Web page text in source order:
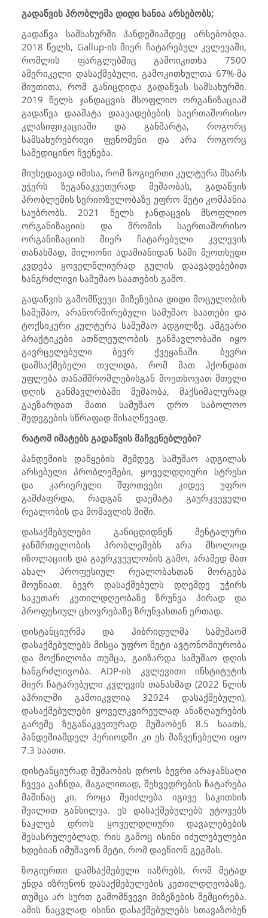
გადაწვის პრობლემა დიდი ხანია არსებობს;
გადაწვა სამსახურში პანდემიამდეც არსებობდა.
2018 წელს, Gallup-ის მიერ ჩატარებულ კვლევაში,
რომლის ფარგლებშიც გამოიკითხა 7500
ამერიკელი დასაქმებული, გამოკითხულთა 67%-მა
მიუთითა, რომ განიცდიდა გადაწვას სამსახურში.
2019 წელს ჯანდაცვის მსოფლიო ორგანიზაციამ
გადაწვა დაამატა დაავადებების საერთაშორისო
კლასიფიკაციაში და განმარტა, როგორც
სამსახურებრივი ფენომენი და არა როგორც
სამედიცინო ჩვენება.
მიუხედავად იმისა, რომ ზოგიერთი კულტურა მხარს
უჭერს ზეგანაკვეთურად მუშაობას, გადაწვის
პრობლემის სერიოზულობაზე უფრო მეტი კომპანია
საუბრობს. 2021 წელს ჯანდაცვის მსოფლიო
ორგანიზაციის და შრომის საერთაშორისო
ორგანიზაციის მიერ ჩატარებული კვლევის
თანახმად, მილიონი ადამიანიდან სამი მეოთხედი
კვდება ყოველწლიურად გულის დაავადებებით
ხანგრძლივი სამუშაო საათების გამო.
გადაწვის გამომწვევი მიზეზებია დიდი მოცულობის
სამუშაო, არანორმირებული სამუშაო საათები და
ტოქსიკური კულტურა სამუშაო ადგილზე. ამგვარი
პრაქტიკები ათწლეულობის განმავლობაში იყო
გავრცელებული ბევრ ქვეყანაში. ბევრი
დამსაქმებელი თვლიდა, რომ მათ ჰქონდათ
უფლება თანამშრომლებისგან მოეთხოვათ მთელი
დღის განმავლობაში მუშაობა, მაქსიმალურად
გაეზარდათ მათი სამუშაო დრო საბოლოო
შედეგების სწრაფად მისაღწევად.
რატომ იმატებს გადაწვის მაჩვენებლები?
პანდემიის დაწყების შემდეგ სამუშაო ადგილას
არსებული პრობლემები, ყოველდღიური სტრესი
და კარიერული შფოთვები კიდევ უფრო
გამძაფრდა, რადგან დაემატა გაურკვეველი
რეალობის და მომავლის შიში.
დასაქმებულები განიცდიდნენ მენტალური
ჯანმრთელობის პრობლემებს არა მხოლოდ
იზოლაციის და გაურკვევლობის გამო, არამედ მათ
ახალ პროფესიულ რეალობასთან მორგება
მოუწიათ. ბევრ დასაქმებულს დღემდე უჭირს
საკუთარ კეთილდღეობაზე ზრუნვა პირად და
პროფესიულ ცხოვრებაზე ზრუნვასთან ერთად.
დისტანციურმა და ჰიბრიდულმა სამუშაომ
დასაქმებულებს მისცა უფრო მეტი ავტონომიურობა
და მოქნილობა თუმცა, გაიზარდა სამუშაო დღის
ხანგრძლივობა.ADP-ის კვლევითი ინსტიტუტის
მიერ ჩატარებული კვლევის თანახმად (2022 წლის
აპრილში გამოიკვლია 32924 დასაქმებული),
დასაქმებულები ყოველკვირეულად ანაზღაურების
გარეშე ზეგანაკვეთურად მუშაობენ 8.5 საათს,
პანდემიამდელ პერიოდში კი ეს მაჩვენებელი იყო
7.3 საათი.
დისტანციურად მუშაობის დროს ბევრი არაჯანსაღი
ჩვევა გაჩნდა, მაგალითად, შეხვედრების ჩატარება
მაშინაც კი, როცა შეიძლება იგივე საკითხის
მეილით განხილვა. ეს დასაქმებულებს უტოვებს
ნაკლებ დროს ყოველდღიური დავალებების
შესასრულებლად, რის გამოც ისინი იძულებულები
ხდებიან იმუშავონ მეტი, რომ დაეწიონ გეგმას.
ზოგიერთი დამსაქმებელი იაზრებს, რომ მეტად
უნდა იზრუნონ დასაქმებულების კეთილდღეობაზე,
თუმცა არ სურთ გამომწვევი მიზეზების შემცირება.
ამის ნაცვლად ისინი დასაქმებულებს სთავაზობენ